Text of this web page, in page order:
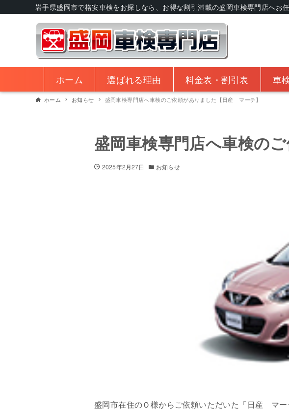
岩手県盛岡市で格安車検をお探しなら、お得な割引満載の盛岡車検専門店へお
ホーム 選ばれる理由 料金表・割引表 車
ホーム お知らせ 盛岡車検専門店へ車検のご依頼がありました【日産 マーチ】
盛岡車検専門店へ車検の
2025年2月27日 お知らせ
盛岡市在住のＯ様からご依頼いただいた「日産 マー